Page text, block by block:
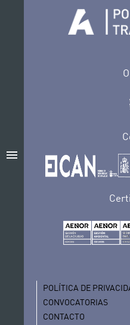
menu
POLÍTICA DE
CONVOCATORIAS
CONTACTO